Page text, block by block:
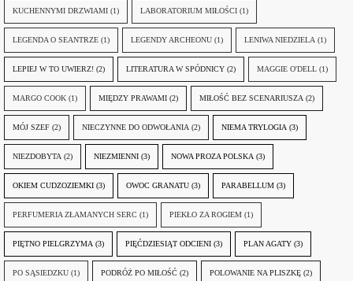
KUCHENNYMI DRZWIAMI (1) LABORATORIUM MIŁOŚCI (1)
LEGENDA O SEANTRZE (1) LEGENDY ARCHEONU (1) LENIWA NIEDZIELA (1)
LEPIEJ W TO UWIERZ! (2) LITERATURA W SPÓDNICY (2) MAGGIE O'DELL (1)
MARGO COOK (1) MIĘDZY PRAWAMI (2) MIŁOŚĆ BEZ SCENARIUSZA (2)
MÓJ SZEF (2) NIECZYNNE DO ODWOŁANIA (2) NIEMA TRYLOGIA (3)
NIEZDOBYTA (2) NIEZMIENNI (3) NOWA PROZA POLSKA (3)
OKIEM CUDZOZIEMKI (3) OWOC GRANATU (3) PARABELLUM (3)
PERFUMERIA ZŁAMANYCH SERC (1) PIEKŁO ZA ROGIEM (1)
PIĘTNO PIELGRZYMA (3) PIĘĆDZIESIĄT ODCIENI (3) PLAN AGATY (3)
PO SĄSIEDZKU (1) PODRÓŻ PO MIŁOŚĆ (2) POLOWANIE NA PLISZKĘ (2)